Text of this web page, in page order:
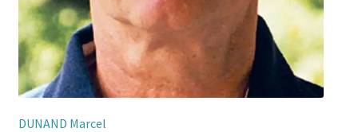
DUNAND Marcel